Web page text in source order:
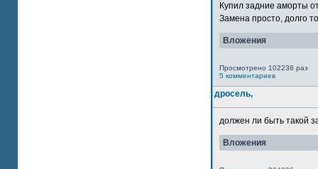
Купил задние аморты
Замена просто, долго
Вложения
Просмотрено 102238 раз
5 комментариев
дросель,
должен ли быть такой
Вложения